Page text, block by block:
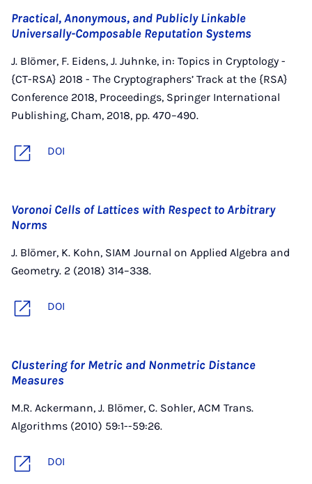
Practical, Anonymous, and Publicly Linkable
Universally-Composable Reputation Systems
J. Blömer, F. Eidens, J. Juhnke, in: Topics in Cryptology -
{CT-RSA} 2018 - The Cryptographers’ Track at the {RSA}
Conference 2018, Proceedings, Springer International
Publishing, Cham, 2018, pp. 470–490.
DOI
Voronoi Cells of Lattices with Respect to Arbitrary
Norms
J. Blömer, K. Kohn, SIAM Journal on Applied Algebra and
Geometry. 2 (2018) 314–338.
DOI
Clustering for Metric and Nonmetric Distance
Measures
M.R. Ackermann, J. Blömer, C. Sohler, ACM Trans.
Algorithms (2010) 59:1--59:26.
DOI